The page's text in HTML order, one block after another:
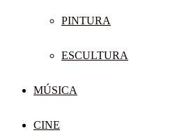
PINTURA
ESCULTURA
MÚSICA
CINE